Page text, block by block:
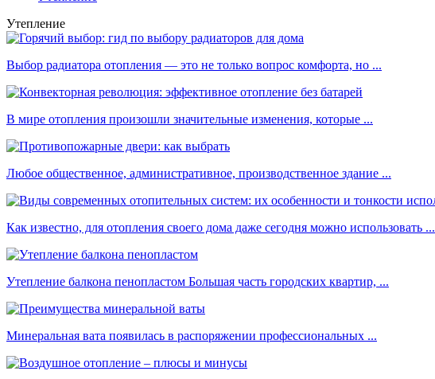
Утепление
Выбор радиатора отопления — это не только вопрос комфорта, но ...
В мире отопления произошли значительные изменения, которые ...
Любое общественное, административное, производственное здание ...
Как известно, для отопления своего дома даже сегодня можно использовать ...
Утепление балкона пенопластом Большая часть городских квартир, ...
Минеральная вата появилась в распоряжении профессиональных ...